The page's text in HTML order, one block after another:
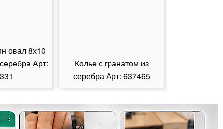
овал 8х10
Арт:
Колье с гранатом из
серебра Арт: 637465